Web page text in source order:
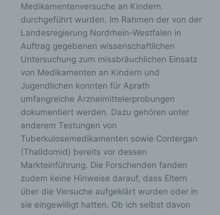
Medikamentenversuche an Kindern
durchgeführt wurden. Im Rahmen der von der
Landesregierung Nordrhein-Westfalen in
Auftrag gegebenen wissenschaftlichen
Untersuchung zum missbräuchlichen Einsatz
von Medikamenten an Kindern und
Jugendlichen konnten für Aprath
umfangreiche Arzneimittelerprobungen
dokumentiert werden. Dazu gehören unter
anderem Testungen von
Tuberkulosemedikamenten sowie Contergan
(Thalidomid) bereits vor dessen
Markteinführung. Die Forschenden fanden
zudem keine Hinweise darauf, dass Eltern
über die Versuche aufgeklärt wurden oder in
sie eingewilligt hatten. Ob ich selbst davon
Die Internetseite enthält aufgrund von
gesetzlichen Vorschriften Angaben, die eine
schnelle elektronische Kontaktaufnahme zu
unserem Unternehmen sowie eine unmittelbare
Kommunikation mit uns ermöglichen, was
ebenfalls eine allgemeine Adresse der
sogenannten elektronischen Post (E-Mail-
Adresse) umfasst. Sofern eine betroffene
Person per E-Mail oder über ein
Kontaktformular den Kontakt mit dem für die
Verarbeitung Verantwortlichen aufnimmt,
werden die von der betroffenen Person
übermittelten personenbezogenen Daten
automatisch gespeichert. Solche auf freiwilliger
Basis von einer betroffenen Person an den für
die Verarbeitung Verantwortlichen übermittelten
personenbezogenen Daten werden für Zwecke
der Bearbeitung oder der Kontaktaufnahme zur
betroffenen Person gespeichert. Es erfolgt
keine Weitergabe dieser personenbezogenen
Daten an Dritte.